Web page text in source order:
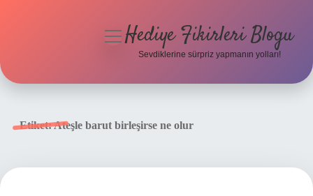
menüyüHediye Fikirleri Blogu
Sevdiklerine sürpriz yapmanın yolları!
Etiket:Ateşle barut birleşirse ne olur